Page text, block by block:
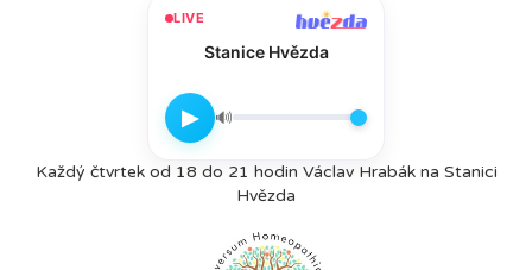
LIVE
Stanice Hvězda
▶ 🔊
Každý čtvrtek od 18 do 21 hodin Václav Hrabák na Stanici
Hvězda